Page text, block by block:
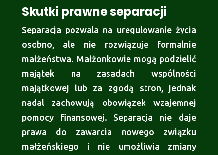
Skutki prawne separacji
Separacja pozwala na uregulowanie życia
osobno, ale nie rozwiązuje formalnie
małżeństwa. Małżonkowie mogą podzielić
majątek na zasadach wspólności
majątkowej lub za zgodą stron, jednak
nadal zachowują obowiązek wzajemnej
pomocy finansowej. Separacja nie daje
prawa do zawarcia nowego związku
małżeńskiego i nie umożliwia zmiany